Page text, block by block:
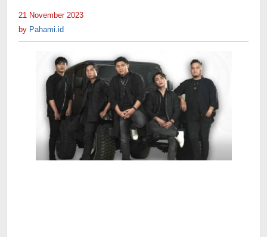
Daun,
Terpaku
Hatimu
Berita
Hiburan
21 November 2023
by Pahami.id